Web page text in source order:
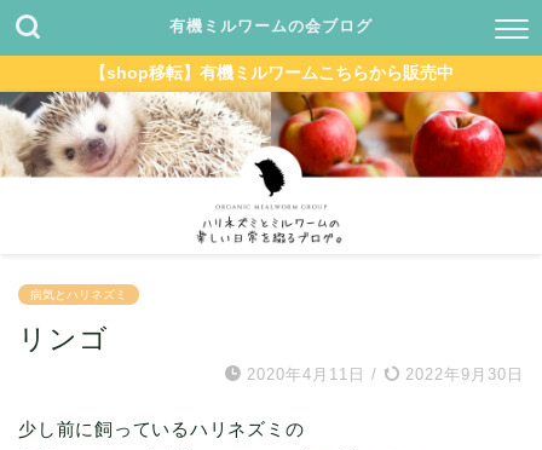
有機ミルワームの会ブログ
【shop移転】有機ミルワームこちらから販売中
病気とハリネズミ
リンゴ
2020年4月11日 / 2022年9月30日
少し前に飼っているハリネズミの